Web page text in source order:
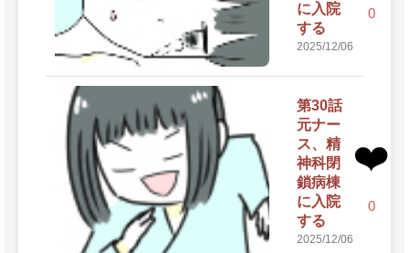
に入院
する
2025/12/06
0
第30話
元ナー
ス、精
神科閉
鎖病棟
に入院
する
2025/12/06
❤️
0